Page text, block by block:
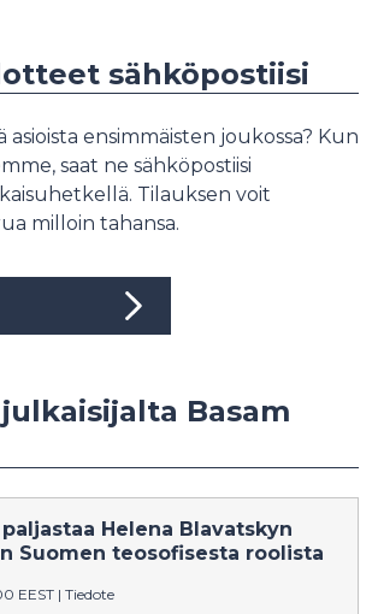
sähköpostiisi
ensimmäisten joukossa? Kun
saat ne sähköpostiisi
Tilauksen voit
milloin tahansa.
Basam
Helena Blavatskyn
Suomen teosofisesta roolista
EEST | Tiedote